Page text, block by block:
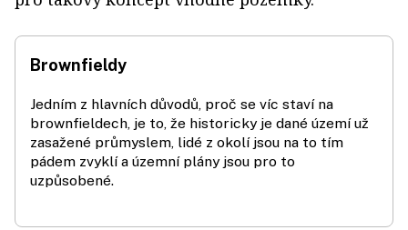
Brownfieldy
Jedním z hlavních důvodů, proč se víc staví na
brownfieldech, je to, že historicky je dané území už
zasažené průmyslem, lidé z okolí jsou na to tím
pádem zvyklí a územní plány jsou pro to
uzpůsobené.